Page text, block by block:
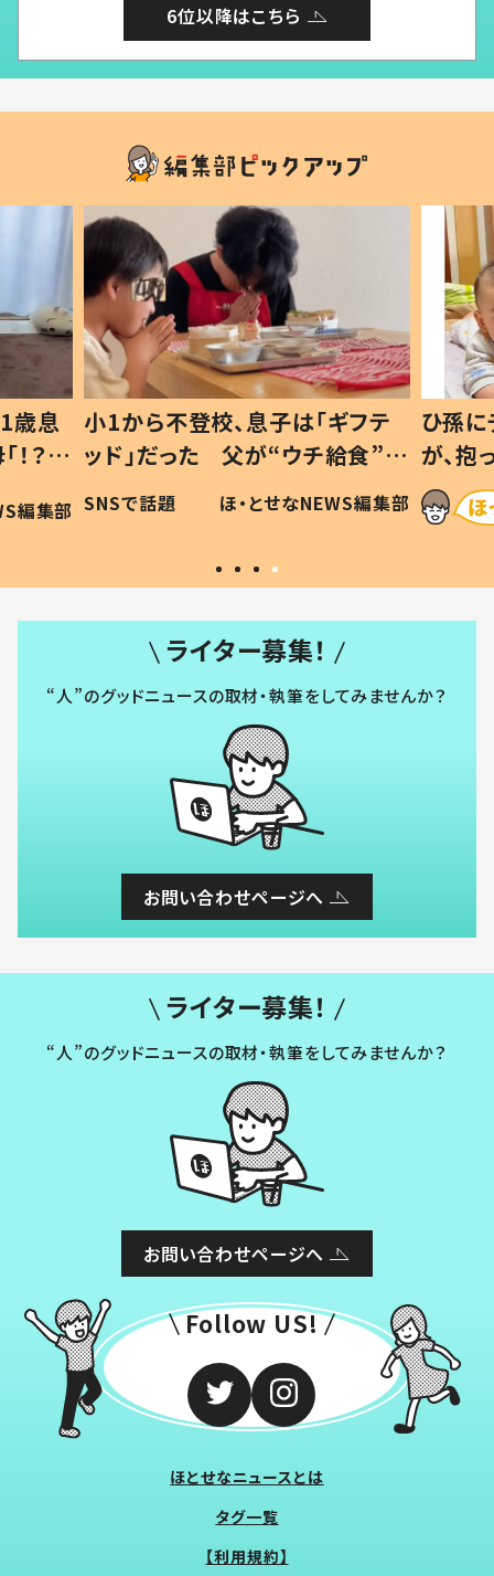
6位以降はこちら
歳息
？」
編集部
小1から不登校、息子は「ギフテ
ッド」だった 父が“ウチ給食”を
作り続ける理由とは #令和の親
#令和の子
SNSで話題 ほ・とせなNEWS編集部
ひ孫
が、
「涙が
い」
ライター募集！
“人”のグッドニュースの取材・執筆をしてみませんか？
お問い合わせページへ
ライター募集！
“人”のグッドニュースの取材・執筆をしてみませんか？
お問い合わせページへ
Follow US!
ほとせなニュースとは
タグ一覧
【利用規約】